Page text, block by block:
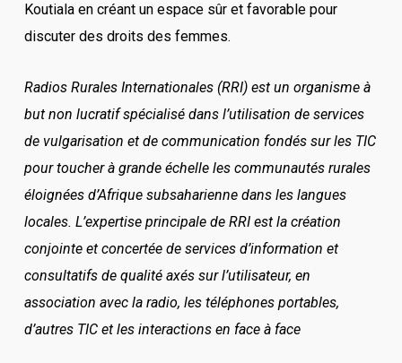
Koutiala en créant un espace sûr et favorable pour
discuter des droits des femmes.
Radios Rurales Internationales (RRI) est un organisme à
but non lucratif spécialisé dans l’utilisation de services
de vulgarisation et de communication fondés sur les TIC
pour toucher à grande échelle les communautés rurales
éloignées d’Afrique subsaharienne dans les langues
locales. L’expertise principale de RRI est la création
conjointe et concertée de services d’information et
consultatifs de qualité axés sur l’utilisateur, en
association avec la radio, les téléphones portables,
d’autres TIC et les interactions en face à face